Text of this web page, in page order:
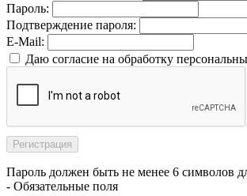
Пароль:
Подтверждение пароля:
E-Mail:
Даю согласие на обработку
Пароль должен быть не менее 6 символов
- Обязательные поля